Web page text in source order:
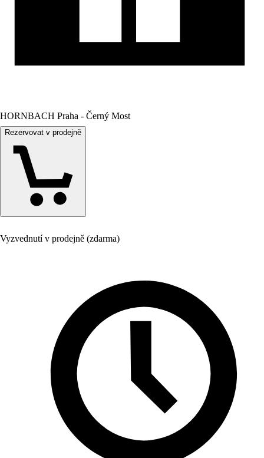
HORNBACH Praha - Černý Most
Rezervovat v prodejně
Vyzvednutí v prodejně (zdarma)